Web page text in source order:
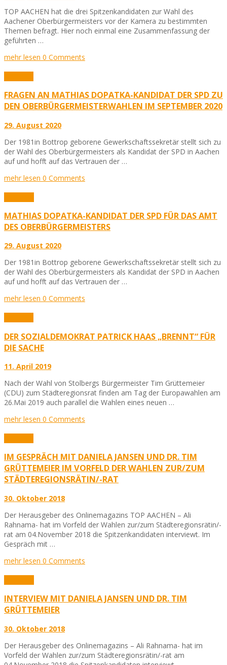
TOP AACHEN hat die drei Spitzenkandidaten zur Wahl des
Aachener Oberbürgermeisters vor der Kamera zu bestimmten
Themen befragt. Hier noch einmal eine Zusammenfassung der
geführten …
mehr lesen 0 Comments
FRAGEN AN MATHIAS DOPATKA-KANDIDAT DER SPD ZU
DEN OBERBÜRGERMEISTERWAHLEN IM SEPTEMBER 2020
29. August 2020
Der 1981in Bottrop geborene Gewerkschaftssekretär stellt sich zu
der Wahl des Oberbürgermeisters als Kandidat der SPD in Aachen
auf und hofft auf das Vertrauen der …
mehr lesen 0 Comments
MATHIAS DOPATKA-KANDIDAT DER SPD FÜR DAS AMT
DES OBERBÜRGERMEISTERS
29. August 2020
Der 1981in Bottrop geborene Gewerkschaftssekretär stellt sich zu
der Wahl des Oberbürgermeisters als Kandidat der SPD in Aachen
auf und hofft auf das Vertrauen der …
mehr lesen 0 Comments
DER SOZIALDEMOKRAT PATRICK HAAS „BRENNT“ FÜR
DIE SACHE
11. April 2019
Nach der Wahl von Stolbergs Bürgermeister Tim Grüttemeier
(CDU) zum Städteregionsrat finden am Tag der Europawahlen am
26.Mai 2019 auch parallel die Wahlen eines neuen …
mehr lesen 0 Comments
IM GESPRÄCH MIT DANIELA JANSEN UND DR. TIM
GRÜTTEMEIER IM VORFELD DER WAHLEN ZUR/ZUM
STÄDTEREGIONSRÄTIN/-RAT
30. Oktober 2018
Der Herausgeber des Onlinemagazins TOP AACHEN – Ali
Rahnama- hat im Vorfeld der Wahlen zur/zum Städteregionsrätin/-
rat am 04.November 2018 die Spitzenkandidaten interviewt. Im
Gespräch mit …
mehr lesen 0 Comments
INTERVIEW MIT DANIELA JANSEN UND DR. TIM
GRÜTTEMEIER
30. Oktober 2018
Der Herausgeber des Onlinemagazins – Ali Rahnama- hat im
Vorfeld der Wahlen zur/zum Städteregionsrätin/-rat am